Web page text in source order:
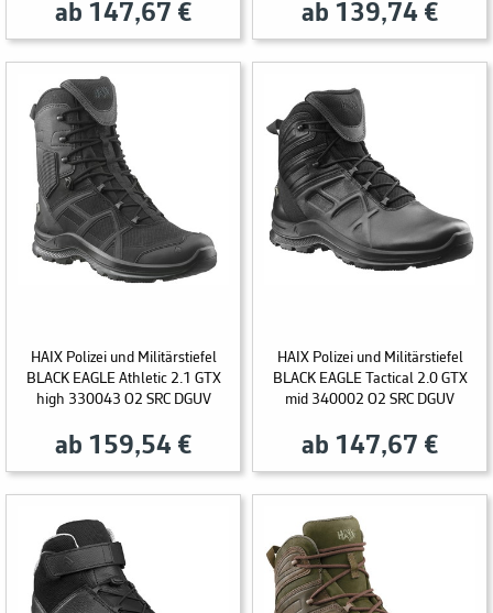
ab 147,67 € ab 139,74 €
HAIX Polizei und Militärstiefel
BLACK EAGLE Athletic 2.1 GTX
high 330043 O2 SRC DGUV
ab 159,54 €
HAIX Polizei und Militärstiefel
BLACK EAGLE Tactical 2.0 GTX
mid 340002 O2 SRC DGUV
ab 147,67 €